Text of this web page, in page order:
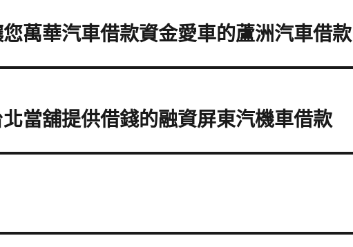
萬華汽車借款資金愛車的蘆洲汽車借款
當舖提供借錢的融資屏東汽機車借款